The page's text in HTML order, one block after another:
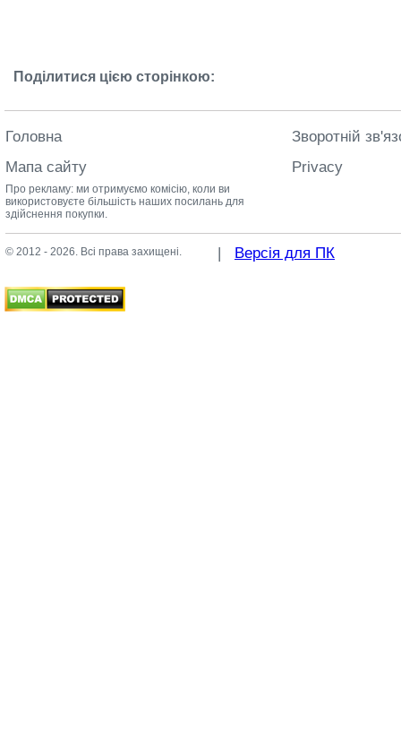
Поділитися цією сторінкою:
Головна
Мапа сайту
Зворотній
Privacy
Про рекламу: ми отримуємо комісію, коли ви
використовуєте більшість наших посилань для
здійснення покупки.
© 2012 - 2026. Всі права захищені. | Версія для ПК